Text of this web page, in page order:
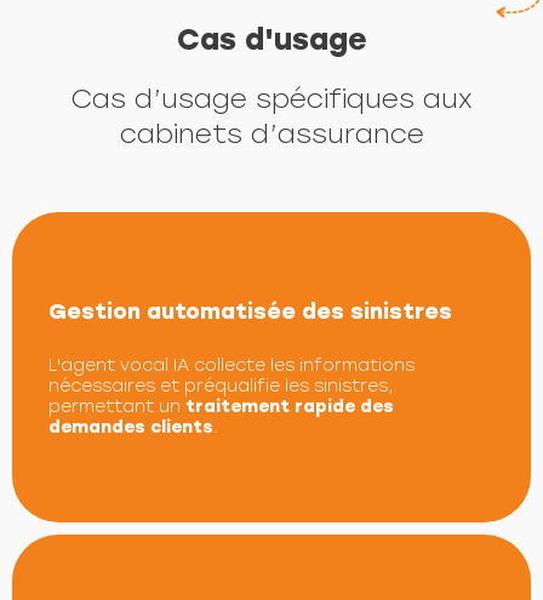
Cas d'usage
Cas d’usage spécifiques aux
cabinets d’assurance
Gestion automatisée des sinistres
L'agent vocal IA collecte les informations
nécessaires et préqualifie les sinistres,
permettant un traitement rapide des
demandes clients.